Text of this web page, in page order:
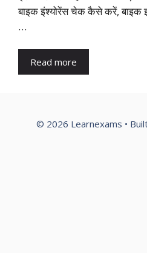
बाइक इंश्योरेंस चेक कैसे करें, बाइक
…
Read more
© 2026 Learnexams •